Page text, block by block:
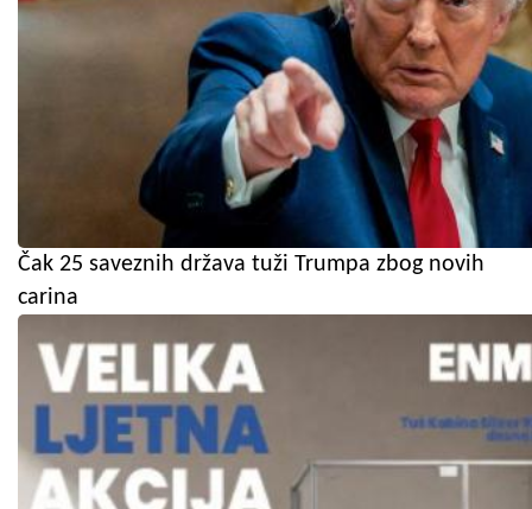
Čak 25 saveznih država tuži Trumpa zbog novih
carina